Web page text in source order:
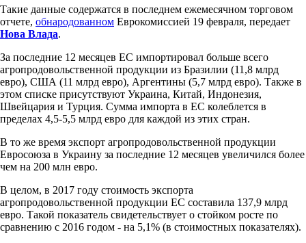
Такие данные содержатся в последнем ежемесячном торговом
отчете, обнародованном Еврокомиссией 19 февраля, передает
Нова Влада.
За последние 12 месяцев ЕС импортировал больше всего
агропродовольственной продукции из Бразилии (11,8 млрд
евро), США (11 млрд евро), Аргентины (5,7 млрд евро). Также в
этом списке присутствуют Украина, Китай, Индонезия,
Швейцария и Турция. Сумма импорта в ЕС колеблется в
пределах 4,5-5,5 млрд евро для каждой из этих стран.
В то же время экспорт агропродовольственной продукции
Евросоюза в Украину за последние 12 месяцев увеличился более
чем на 200 млн евро.
В целом, в 2017 году стоимость экспорта
агропродовольственной продукции ЕС составила 137,9 млрд
евро. Такой показатель свидетельствует о стойком росте по
сравнению с 2016 годом - на 5,1% (в стоимостных показателях).